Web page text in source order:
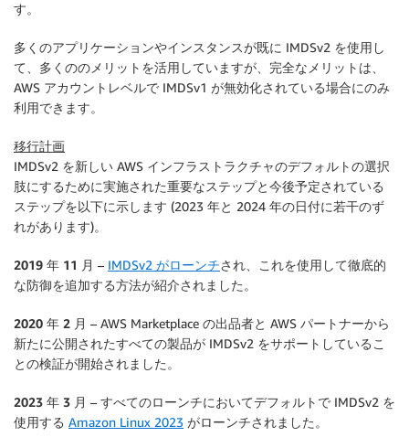
す。
多くのアプリケーションやインスタンスが既に IMDSv2 を使用し
て、多くののメリットを活用していますが、完全なメリットは、
AWS アカウントレベルで IMDSv1 が無効化されている場合にのみ
利用できます。
移行計画
IMDSv2 を新しい AWS インフラストラクチャのデフォルトの選択
肢にするために実施された重要なステップと今後予定されている
ステップを以下に示します (2023 年と 2024 年の日付に若干のず
れがあります)。
2019 年 11 月 – IMDSv2 がローンチされ、これを使用して徹底的
な防御を追加する方法が紹介されました。
2020 年 2 月 – AWS Marketplace の出品者と AWS パートナーから
新たに公開されたすべての製品が IMDSv2 をサポートしているこ
との検証が開始されました。
2023 年 3 月 – すべてのローンチにおいてデフォルトで IMDSv2 を
使用する Amazon Linux 2023 がローンチされました。